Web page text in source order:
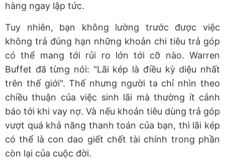
hàng ngay lập tức.
Tuy nhiên, bạn không lường trước được việc
không trả đúng hạn những khoản chi tiêu trả góp
có thể mang tới rủi ro lớn tới cỡ nào. Warren
Buffet đã từng nói: "Lãi kép là điều kỳ diệu nhất
trên thế giới". Thế nhưng người ta chỉ nhìn theo
chiều thuận của việc sinh lãi mà thường ít cảnh
báo tới khi vay nợ. Và nếu khoản tiêu dùng trả góp
vượt quá khả năng thanh toán của bạn, thì lãi kép
có thể là con dao giết chết tài chính trong phần
còn lại của cuộc đời.